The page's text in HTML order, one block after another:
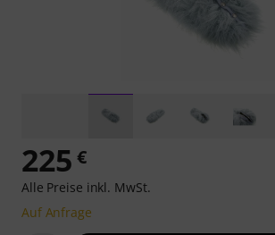
225 €
Alle Preise inkl. MwSt.
Auf Anfrage